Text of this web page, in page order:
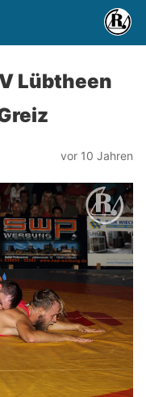
Lübtheen
vor 10 Jahren